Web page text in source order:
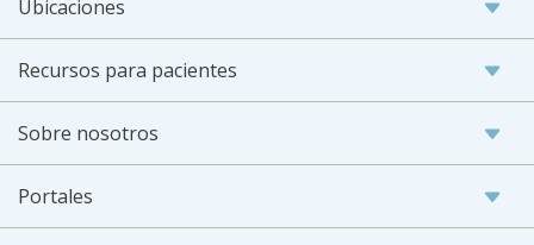
Ubicaciones
Recursos para pacientes
Sobre nosotros
Portales